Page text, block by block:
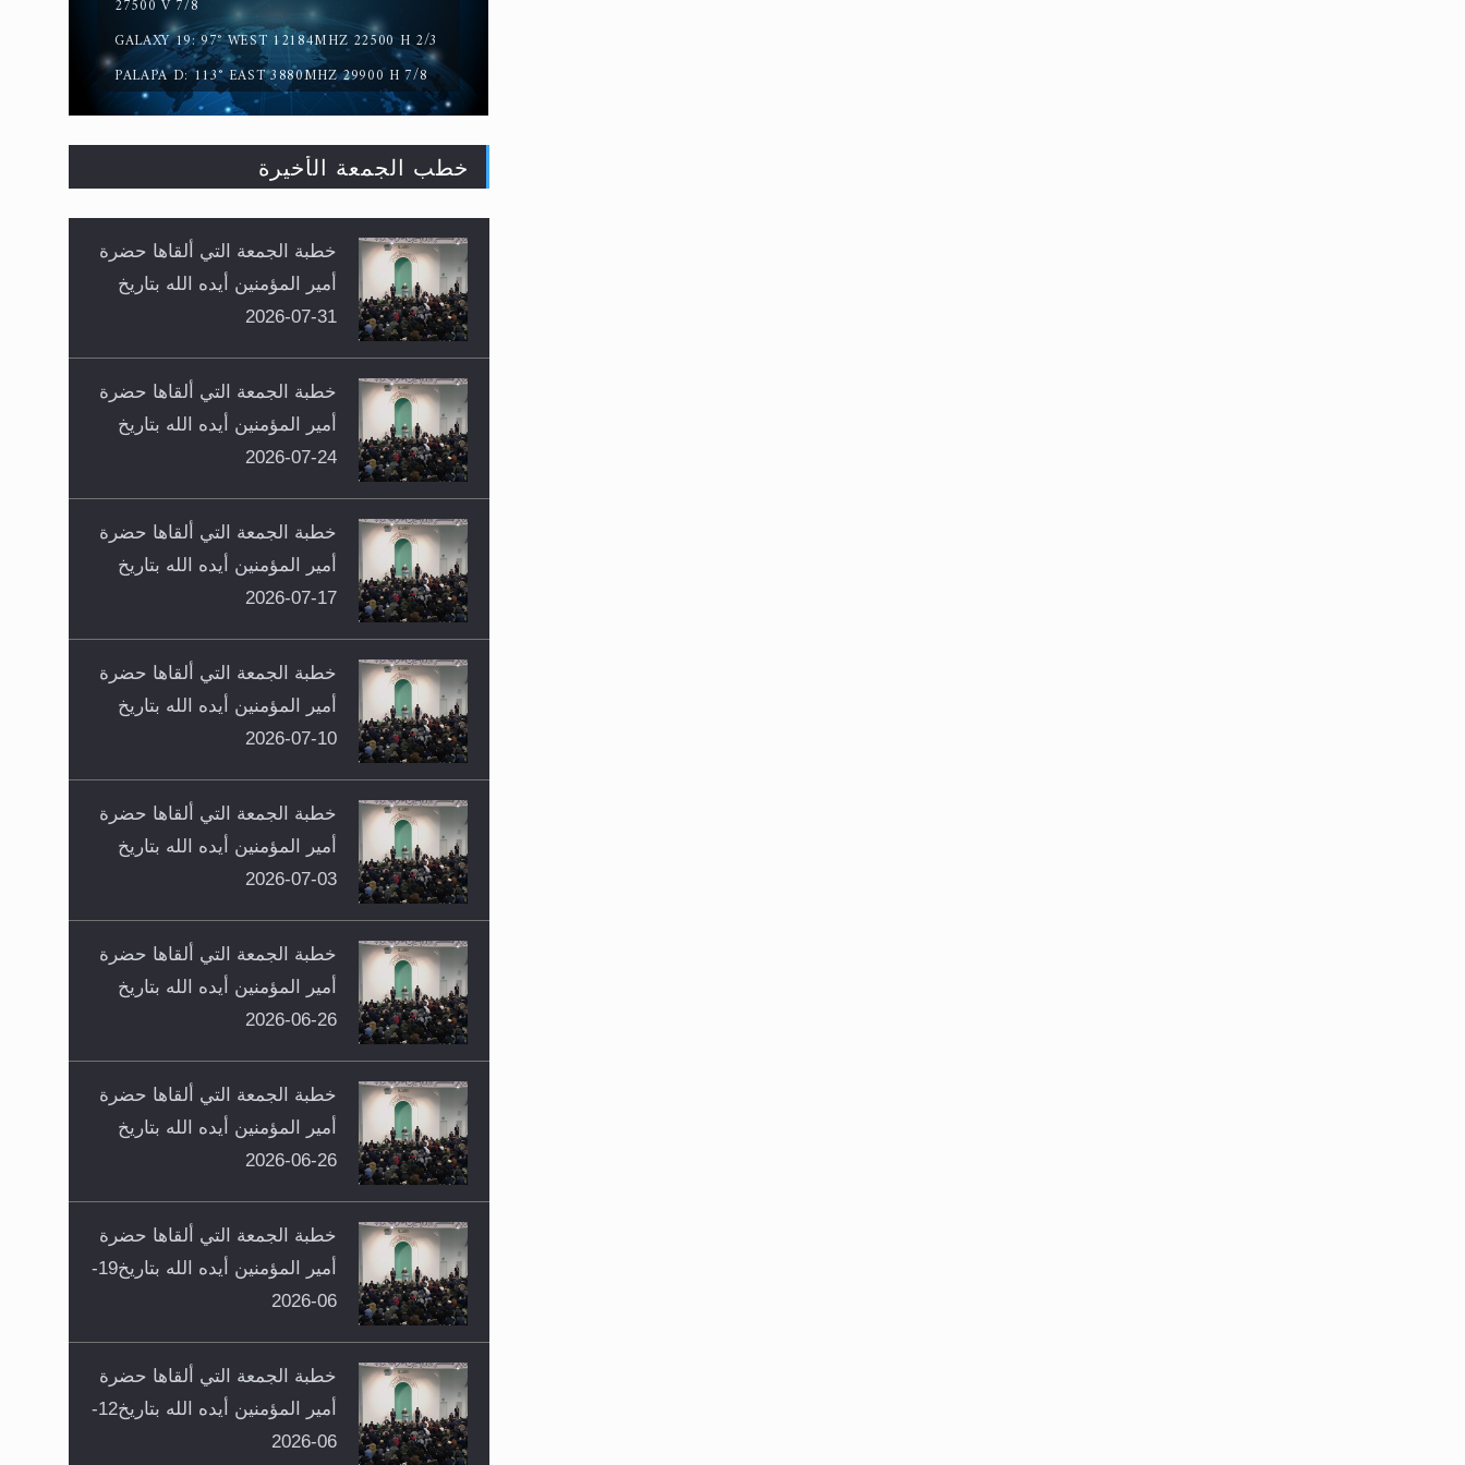
27500 V 7/8
GALAXY 19: 97° WEST 12184MHZ 22500 H 2/3
PALAPA D: 113° EAST 3880MHZ 29900 H 7/8
خطب الجمعة الأخيرة
خطبة الجمعة التي ألقاها حضرة
أمير المؤمنين أيده الله بتاريخ
31-07-2026
خطبة الجمعة التي ألقاها حضرة
أمير المؤمنين أيده الله بتاريخ
24-07-2026
خطبة الجمعة التي ألقاها حضرة
أمير المؤمنين أيده الله بتاريخ
17-07-2026
خطبة الجمعة التي ألقاها حضرة
أمير المؤمنين أيده الله بتاريخ
10-07-2026
خطبة الجمعة التي ألقاها حضرة
أمير المؤمنين أيده الله بتاريخ
03-07-2026
خطبة الجمعة التي ألقاها حضرة
أمير المؤمنين أيده الله بتاريخ
26-06-2026
خطبة الجمعة التي ألقاها حضرة
أمير المؤمنين أيده الله بتاريخ
26-06-2026
خطبة الجمعة التي ألقاها حضرة
أمير المؤمنين أيده الله بتاريخ19-
06-2026
خطبة الجمعة التي ألقاها حضرة
أمير المؤمنين أيده الله بتاريخ12-
06-2026